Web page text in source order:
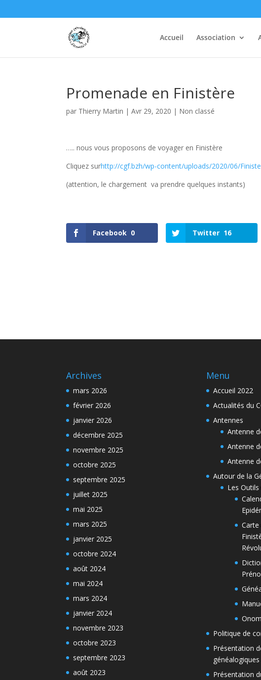
Accueil Association
Promenade en Finistère
par Thierry Martin |Avr 29, 2020 | Non classé
….. nous vous proposons de voyager en Finistère
Cliquez surhttp://cgf.bzh/wp-content/uploads/2020/06/
(attention, le chargement va prendre quelques instants)
Facebook 0 Twitter 16
Archives
mars 2026
février 2026
janvier 2026
décembre 2025
novembre 2025
octobre 2025
septembre 2025
juillet 2025
mai 2025
mars 2025
janvier 2025
octobre 2024
août 2024
mai 2024
mars 2024
janvier 2024
novembre 2023
octobre 2023
septembre 2023
août 2023
Menu
Accueil 2022
Actualités du
Antennes
Antenne
Antenne
Antenne
Autour de la
Les
Carte
Politique de
Présentation
généalogiques
Présentation